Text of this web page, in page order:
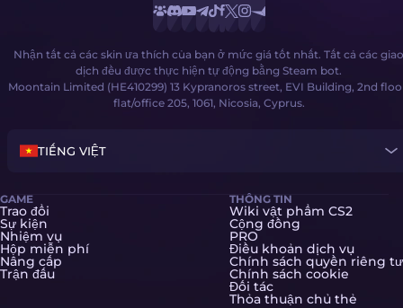
Nhận tất cả các skin ưa thích của bạn ở mức giá tốt nhất. Tất cả các giao
dịch đều được thực hiện tự động bằng Steam bot.
Moontain Limited (HE410299) 13 Kypranoros street, EVI Building, 2nd
flat/office 205, 1061, Nicosia, Cyprus.
TIẾNG VIỆT
GAME
Trao đổi
Sự kiện
Nhiệm vụ
Hộp miễn phí
Nâng cấp
Trận đấu
THÔNG TIN
Wiki vật phẩm CS2
Cộng đồng
PRO
Điều khoản dịch vụ
Chính sách quyền riêng tư
Chính sách cookie
Đối tác
Thỏa thuận chủ thẻ